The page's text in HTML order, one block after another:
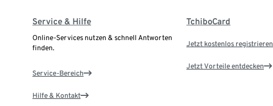
Service & Hilfe
Online-Services nutzen & schnell Antworten
finden.
Service-Bereich
Hilfe & Kontakt
TchiboCard
Jetzt kostenlos registrieren
Jetzt Vorteile entdecken